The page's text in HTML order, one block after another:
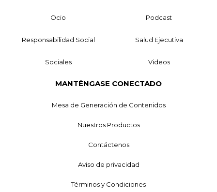
Ocio Podcast
Responsabilidad Social Salud Ejecutiva
Sociales Videos
MANTÉNGASE CONECTADO
Mesa de Generación de Contenidos
Nuestros Productos
Contáctenos
Aviso de privacidad
Términos y Condiciones